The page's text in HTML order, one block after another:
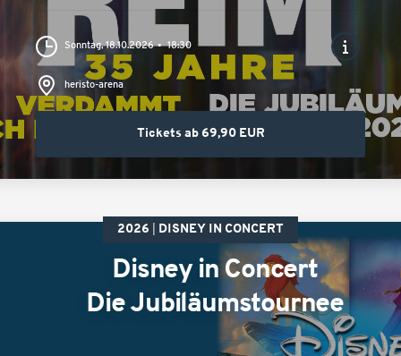
Sonntag, 18.10.2026 18:30
heristo-arena
Tickets ab 69,90 EUR
2026 DISNEY IN CONCERT
Disney in Concert
Die Jubiläumstournee